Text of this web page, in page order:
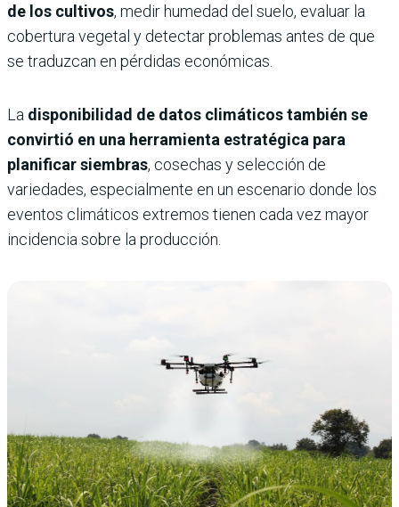
de los cultivos, medir humedad del suelo, evaluar la
cobertura vegetal y detectar problemas antes de que
se traduzcan en pérdidas económicas.
La disponibilidad de datos climáticos también se
convirtió en una herramienta estratégica para
planificar siembras, cosechas y selección de
variedades, especialmente en un escenario donde los
eventos climáticos extremos tienen cada vez mayor
incidencia sobre la producción.